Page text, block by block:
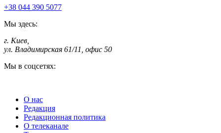
+38 044 390 5077
Мы здесь:
г. Киев
ул. Владимирская 61/11, офис 50
Мы в соцсетях:
О нас
Редакция
Редакционная политика
О телеканале